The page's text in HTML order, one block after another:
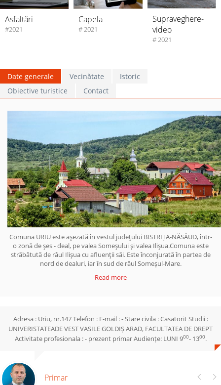
Asfaltări
#2021
Capela
# 2021
Supraveghere-
video
# 2021
Date generale Vecinătate
Istoric
Obiective turistice
Contact
Comuna URIU este aşezată în vestul judeţului BISTRIȚA-NĂSĂUD, într-
o zonă de şes - deal, pe valea Someşului şi valea Ilişua.Comuna este
străbătută de râul Ilişua cu afluenţii săi. Este înconjurată în partea de
nord de dealuri, iar în sud de râul Someşul-Mare.
Read more
Adresa : Uriu, nr.147 Telefon : E-mail : - Stare civila : Casatorit Studii :
UNIVERISTATEADE VEST VASILE GOLDIȘ ARAD, FACULTATEA DE DREPT
Activitate profesionala : - prezent primar Audiențe: LUNI 900- 1300.
Primar